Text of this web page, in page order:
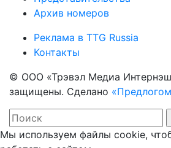
Архив номеров
Реклама в TTG Russia
Контакты
© ООО «Трэвэл Медиа
защищены. Сделано
Мы используем файлы cookie,